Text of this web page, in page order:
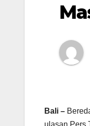
Bali –